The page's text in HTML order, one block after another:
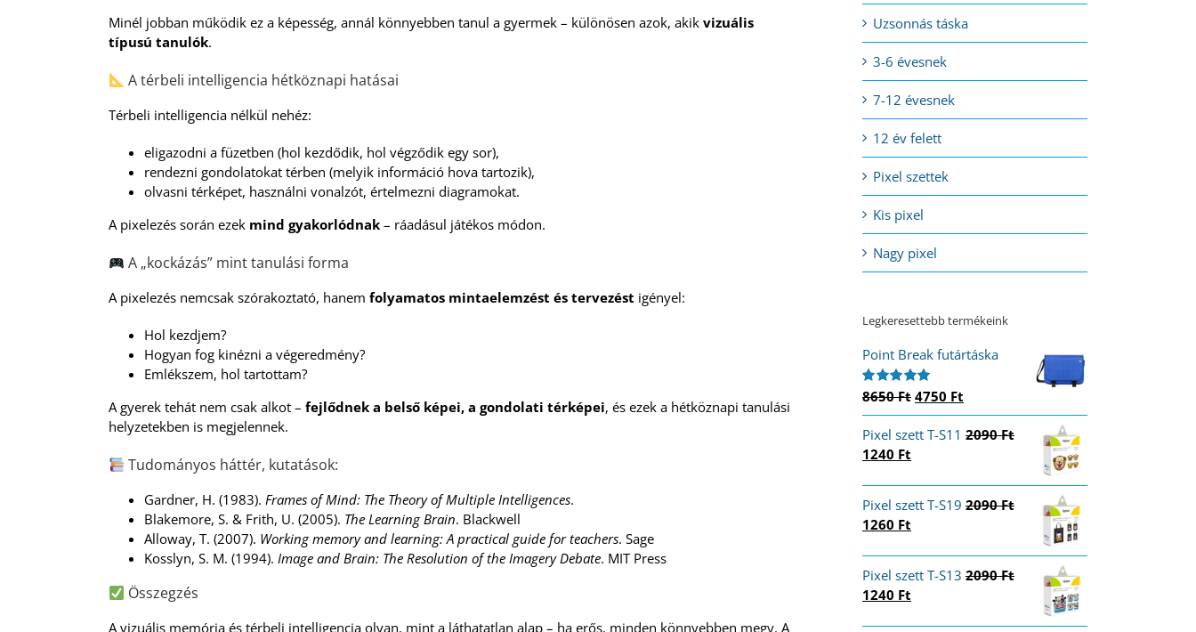
Minél jobban működik ez a képesség, annál könnyebben tanul a gyermek – különösen azok, akik vizuális
típusú tanulók.
A térbeli intelligencia hétköznapi hatásai
Térbeli intelligencia nélkül nehéz:
eligazodni a füzetben (hol kezdődik, hol végződik egy sor),
rendezni gondolatokat térben (melyik információ hova tartozik),
olvasni térképet, használni vonalzót, értelmezni diagramokat.
A pixelezés során ezek mind gyakorlódnak– ráadásul játékos módon.
A „kockázás” mint tanulási forma
A pixelezés nemcsak szórakoztató, hanem folyamatos mintaelemzést és tervezést igényel:
Hol kezdjem?
Hogyan fog kinézni a végeredmény?
Emlékszem, hol tartottam?
A gyerek tehát nem csak alkot – fejlődnek a belső képei, a gondolati térképei, és ezek a hétköznapi tanulási
helyzetekben is megjelennek.
Tudományos háttér, kutatások:
Gardner, H. (1983). Frames of Mind: The Theory of Multiple Intelligences.
Blakemore, S. & Frith, U. (2005). The Learning Brain. Blackwell
Alloway, T. (2007). Working memory and learning: A practical guide for teachers. Sage
Kosslyn, S. M. (1994). Image and Brain: The Resolution of the Imagery Debate. MIT Press
Összegzés
A vizuális memória és térbeli intelligencia olyan, mint a láthatatlan alap – ha erős, minden könnyebben megy. A
Uzsonnás táska
3-6 évesnek
7-12 évesnek
12 év felett
Pixel szettek
Kis pixel
Nagy pixel
Legkeresettebb termékeink
Point Break futártáska
Értékelés:
8650Ft Original
price
was:
4750 Ft
price
is:
Pixel szett T-S11 2090Ft
Original
2090 Ft.
1240 Ft
1240 Ft.
Pixel szett T-S19 2090Ft
Original
2090 Ft.
1260 Ft
1260 Ft.
Pixel szett T-S13 2090Ft
Original
1240 Ft